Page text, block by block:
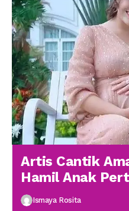
Artis Cantik
Hamil Anak
menikah
Ismaya Rosita